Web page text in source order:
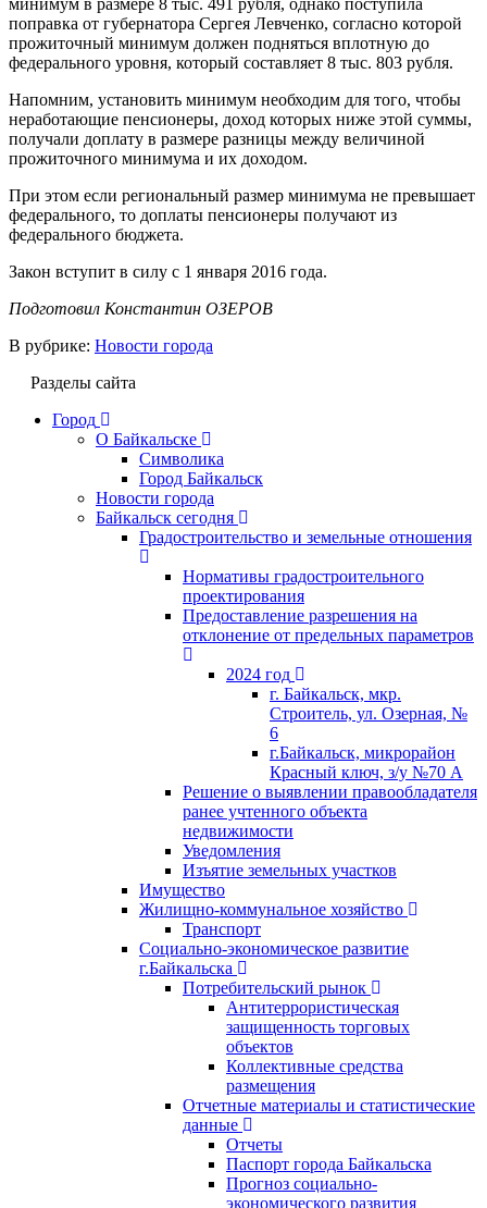
поправка от губернатора Сергея Левченко, согласно которой
прожиточный минимум должен подняться вплотную до
федерального уровня, который составляет 8 тыс. 803 рубля.
Напомним, установить минимум необходим для того, чтобы
неработающие пенсионеры, доход которых ниже этой суммы,
получали доплату в размере разницы между величиной
прожиточного минимума и их доходом.
При этом если региональный размер минимума не превышает
федерального, то доплаты пенсионеры получают из
федерального бюджета.
Закон вступит в силу с 1 января 2016 года.
Подготовил Константин ОЗЕРОВ
В рубрике: Новости города
Разделы сайта
Город
О Байкальске
Символика
Город Байкальск
Новости города
Байкальск сегодня
Градостроительство и земельные отношения
Нормативы градостроительного
проектирования
Предоставление разрешения на
отклонение от предельных параметров
2024 год
г. Байкальск, мкр.
Строитель, ул. Озерная, №
6
г.Байкальск, микрорайон
Красный ключ, з/у №70 А
Решение о выявлении правообладателя
ранее учтенного объекта
недвижимости
Уведомления
Изъятие земельных участков
Имущество
Жилищно-коммунальное хозяйство
Транспорт
Социально-экономическое развитие
г.Байкальска
Потребительский рынок
Антитеррористическая
защищенность торговых
объектов
Коллективные средства
размещения
Отчетные материалы и статистические
данные
Отчеты
Паспорт города Байкальска
Прогноз социально-
экономического развития